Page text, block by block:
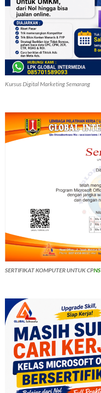
Kursus Digital Marketing Semarang
SERTIFIKAT KOMPUTER UNTUK CPNS